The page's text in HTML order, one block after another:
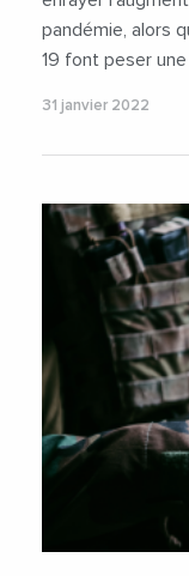
pandémie, alors
19 font peser
31 janvier 2022